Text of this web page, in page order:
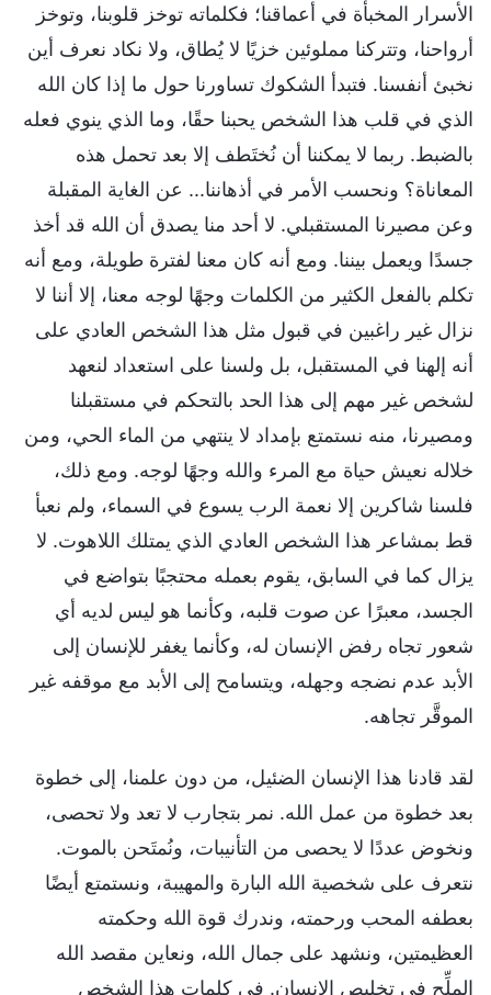
الأسرار المخبأة في أعماقنا؛ فكلماته توخز قلوبنا، وتوخز
أرواحنا، وتتركنا مملوئين خزيًا لا يُطاق، ولا نكاد نعرف أين
نخبئ أنفسنا. فتبدأ الشكوك تساورنا حول ما إذا كان الله
الذي في قلب هذا الشخص يحبنا حقًا، وما الذي ينوي فعله
بالضبط. ربما لا يمكننا أن نُختَطف إلا بعد تحمل هذه
المعاناة؟ ونحسب الأمر في أذهاننا... عن الغاية المقبلة
وعن مصيرنا المستقبلي. لا أحد منا يصدق أن الله قد أخذ
جسدًا ويعمل بيننا. ومع أنه كان معنا لفترة طويلة، ومع أنه
تكلم بالفعل الكثير من الكلمات وجهًا لوجه معنا، إلا أننا لا
نزال غير راغبين في قبول مثل هذا الشخص العادي على
أنه إلهنا في المستقبل، بل ولسنا على استعداد لنعهد
لشخص غير مهم إلى هذا الحد بالتحكم في مستقبلنا
ومصيرنا، منه نستمتع بإمداد لا ينتهي من الماء الحي، ومن
خلاله نعيش حياة مع المرء والله وجهًا لوجه. ومع ذلك،
فلسنا شاكرين إلا نعمة الرب يسوع في السماء، ولم نعبأ
قط بمشاعر هذا الشخص العادي الذي يمتلك اللاهوت. لا
يزال كما في السابق، يقوم بعمله محتجبًا بتواضع في
الجسد، معبرًا عن صوت قلبه، وكأنما هو ليس لديه أي
شعور تجاه رفض الإنسان له، وكأنما يغفر للإنسان إلى
الأبد عدم نضجه وجهله، ويتسامح إلى الأبد مع موقفه غير
الموقَّر تجاهه.
لقد قادنا هذا الإنسان الضئيل، من دون علمنا، إلى خطوة
بعد خطوة من عمل الله. نمر بتجارب لا تعد ولا تحصى،
ونخوض عددًا لا يحصى من التأنيبات، ونُمتَحن بالموت.
نتعرف على شخصية الله البارة والمهيبة، ونستمتع أيضًا
بعطفه المحب ورحمته، وندرك قوة الله وحكمته
العظيمتين، ونشهد على جمال الله، ونعاين مقصد الله
الملِّح في تخليص الإنسان. في كلمات هذا الشخص